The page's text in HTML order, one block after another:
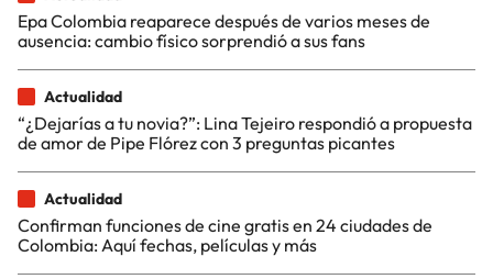
Epa Colombia reaparece después de varios meses de
ausencia: cambio físico sorprendió a sus fans
Actualidad
“¿Dejarías a tu novia?”: Lina Tejeiro respondió a propuesta
de amor de Pipe Flórez con 3 preguntas picantes
Actualidad
Confirman funciones de cine gratis en 24 ciudades de
Colombia: Aquí fechas, películas y más